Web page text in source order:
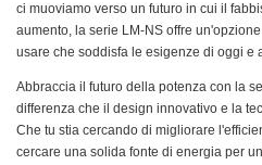
ci muoviamo verso un futuro in cui il
aumento, la serie LM-NS offre
usare che soddisfa le esigenze di oggi e
Abbraccia il futuro della potenza con la
differenza che il design innovativo e la
Che tu stia cercando di migliorare
cercare una solida fonte di energia per